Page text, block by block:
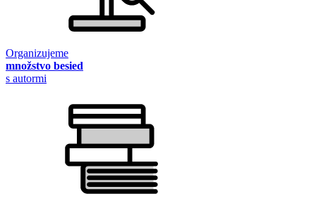
Organizujeme
množstvo besied
s autormi